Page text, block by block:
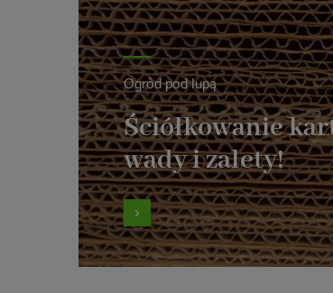
Ogród pod lupą
Ściółkowanie
wady i zalety!